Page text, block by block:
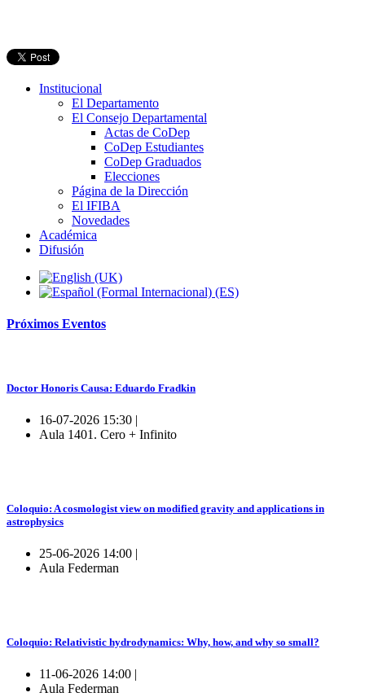
Institucional
El Departamento
El Consejo Departamental
Actas de CoDep
CoDep Estudiantes
CoDep Graduados
Elecciones
Página de la Dirección
El IFIBA
Novedades
Académica
Difusión
Próximos Eventos
Doctor Honoris Causa: Eduardo Fradkin
16-07-2026 15:30 |
Aula 1401. Cero + Infinito
Coloquio: A cosmologist view on modified gravity and applications in
astrophysics
25-06-2026 14:00 |
Aula Federman
Coloquio: Relativistic hydrodynamics: Why, how, and why so small?
11-06-2026 14:00 |
Aula Federman